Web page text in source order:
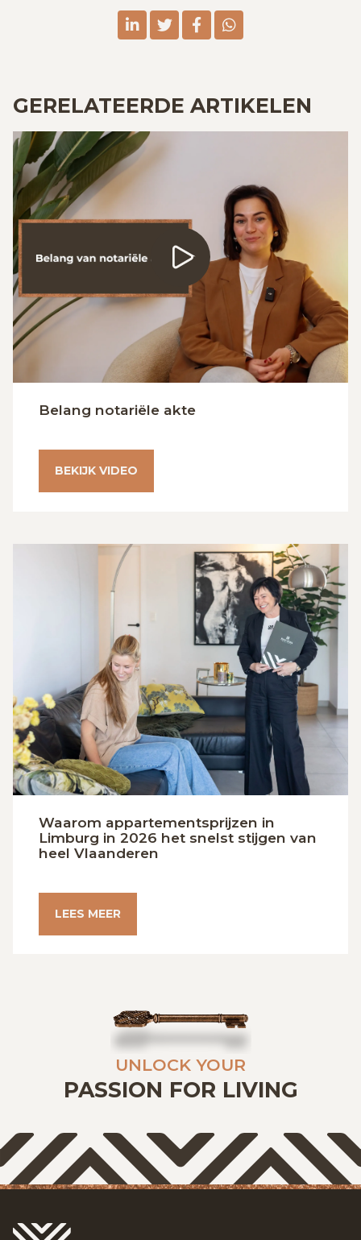
linkedin
twitter
facebook
whatsapp
GERELATEERDE ARTIKELEN
Belang notariële akte
BEKIJK VIDEO
Waarom appartementsprijzen in
Limburg in 2026 het snelst stijgen van
heel Vlaanderen
LEES MEER
UNLOCK YOUR
PASSION FOR LIVING